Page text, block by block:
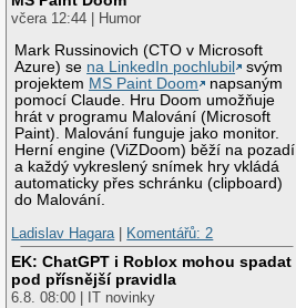
včera 12:44 | Humor
Mark Russinovich (CTO v Microsoft
Azure) se na LinkedIn pochlubil
svým
projektem MS Paint Doom
napsaným
pomocí Claude. Hru Doom umožňuje
hrát v programu Malování (Microsoft
Paint). Malování funguje jako monitor.
Herní engine (ViZDoom) běží na pozadí
a každý vykreslený snímek hry vkládá
automaticky přes schránku (clipboard)
do Malování.
Ladislav Hagara
Komentářů: 2
EK: ChatGPT i Roblox mohou spadat
pod přísnější pravidla
6.8. 08:00 | IT novinky